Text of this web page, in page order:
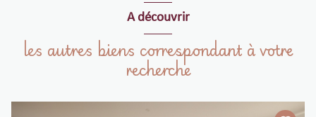
A découvrir
les autres biens correspondant à votre
recherche